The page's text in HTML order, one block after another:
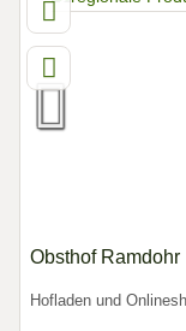
Obsthof Ramdohr
Hofladen und